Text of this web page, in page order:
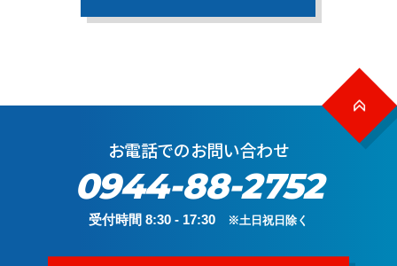
お電話でのお問い合わせ
0944-88-2752
受付時間 8:30 - 17:30 ※土日祝日除く